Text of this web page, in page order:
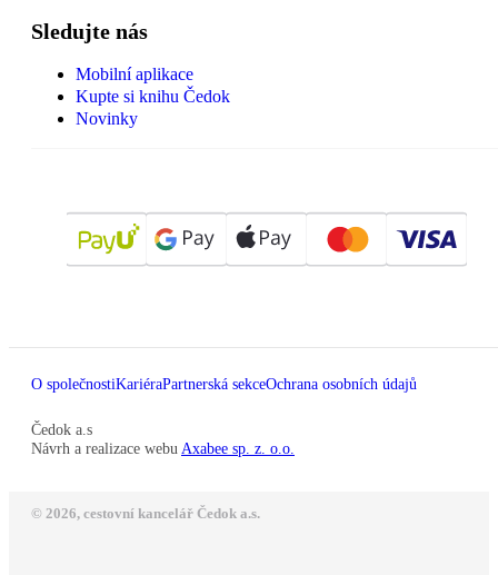
Sledujte nás
Mobilní aplikace
Kupte si knihu Čedok
Novinky
O společnostiKariéraPartnerská sekceOchrana osobních údajů
Čedok a.s
Návrh a realizace webu Axabee sp. z. o.o.
© 2026, cestovní kancelář Čedok a.s.